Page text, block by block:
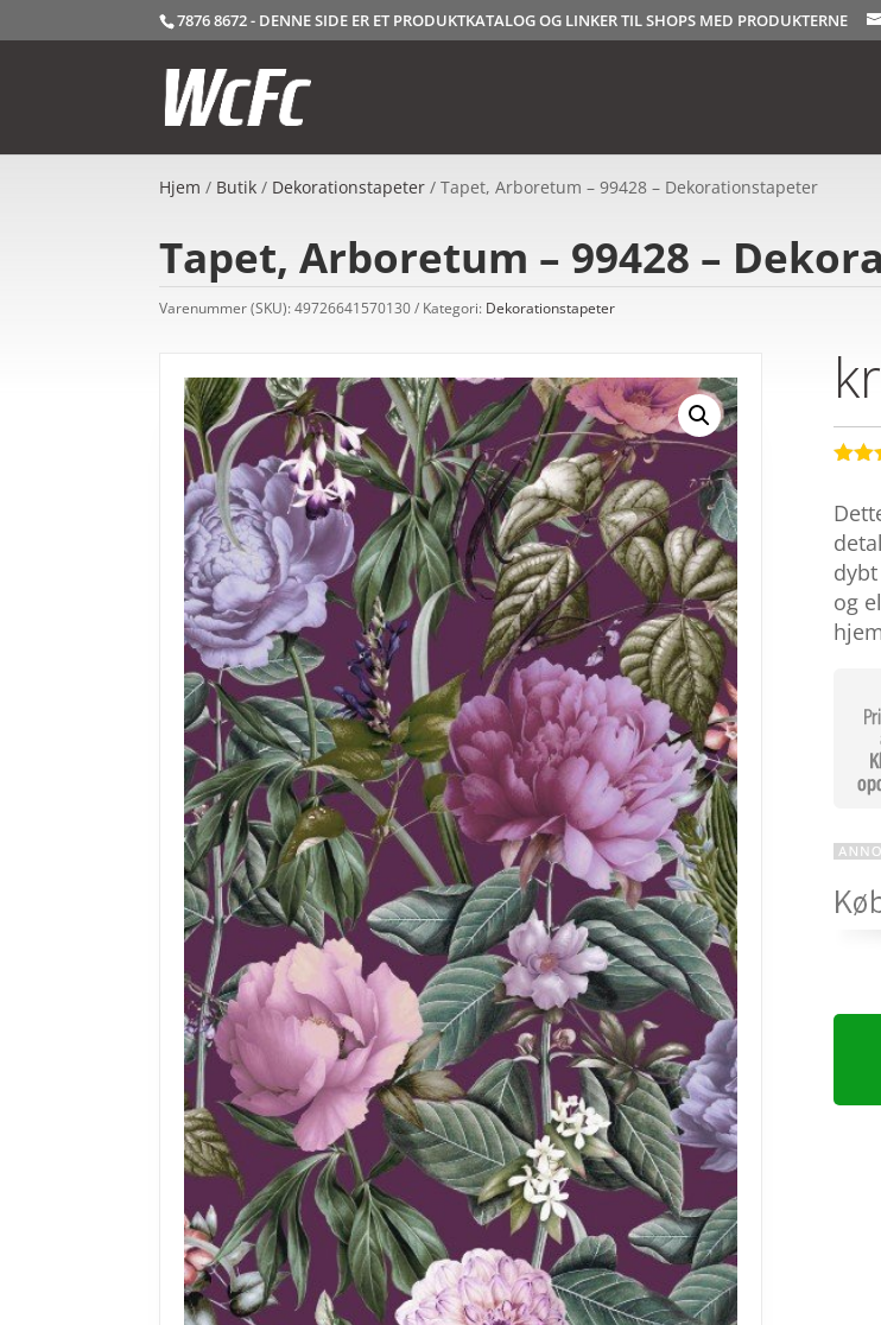
7876 8672 - DENNE SIDE ER ET PRODUKTKATALOG OG LINKER TIL SHOPS MED PRODUKTERNE
Hjem / Butik / Dekorationstapeter / Tapet, Arboretum – 99428 – Dekorationstapeter
Tapet, Arboretum – 99428 –
Varenummer (SKU):49726641570130 Kategori: Dekorationstapeter
ud
og